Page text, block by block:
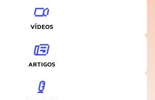
VÍDEOS
ARTIGOS